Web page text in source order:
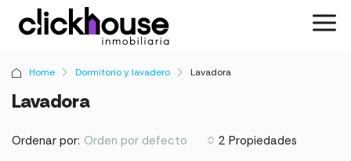
Home Dormitorio y lavadero Lavadora
Lavadora
2 Propiedades
Ordenar por: Orden por defecto